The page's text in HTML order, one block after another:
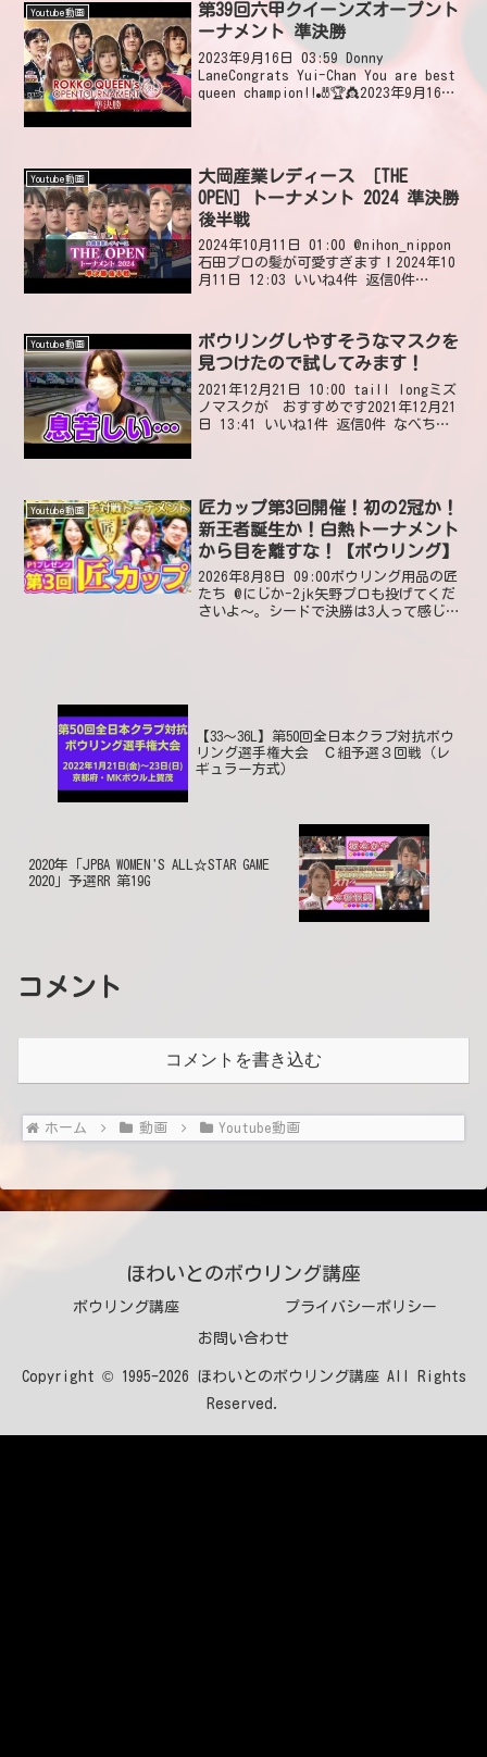
Youtube動画
第39回六甲クイーンズオープント
ーナメント 準決勝
2023年9月16日 03:59 Donny
LaneCongrats Yui-Chan You are best
queen champion!!🎳🏆👸2023年9月16日
Youtube動画
大岡産業レディース ［THE
OPEN］トーナメント 2024 準決勝
後半戦
2024年10月11日 01:00 @nihon_nippon
石田プロの髪が可愛すぎます！2024年10
月11日 12:03 いいね4件 返信0件
Youtube動画
ボウリングしやすそうなマスクを
見つけたので試してみます！
2021年12月21日 10:00 taill longミズ
ノマスクが おすすめです2021年12月21
日 13:41 いいね1件 返信0件 なべちゃ
Youtube動画
匠カップ第3回開催！初の2冠か！
新王者誕生か！白熱トーナメント
から目を離すな！【ボウリング】
2026年8月8日 09:00ボウリング用品の匠
たち @にじか-2jk矢野プロも投げてくだ
さいよ～。シードで決勝は3人って感じで
【33～36L】第50回全日本クラブ対抗ボウ
リング選手権大会 Ｃ組予選３回戦（レ
ギュラー方式）
2020年「JPBA WOMEN'S ALL☆STAR GAME
2020」予選RR 第19G
コメント
コメントを書き込む
ホーム 動画 Youtube動画
ほわいとのボウリング講座
ボウリング講座 プライバシーポリシー
お問い合わせ
Copyright © 1995-2026 ほわいとのボウリング講座 All Rights
Reserved.